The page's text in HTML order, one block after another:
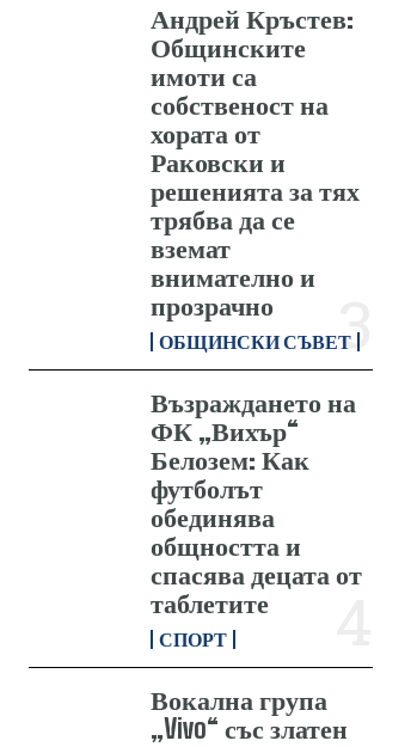
Андрей Кръстев:
Общинските
имоти са
собственост на
хората от
Раковски и
решенията за тях
трябва да се
вземат
внимателно и
прозрачно
ОБЩИНСКИ СЪВЕТ
Възраждането на
ФК „Вихър“
Белозем: Как
футболът
обединява
общността и
спасява децата от
таблетите
СПОРТ
Вокална група
„Vivo“ със златен